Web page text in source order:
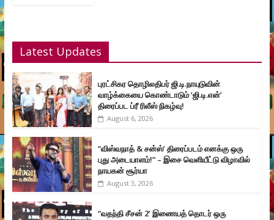
Latest Updates
புரட்சிகர தொழிலதிபர் ஜி.டி.நாயுடுவின்
வாழ்க்கையை கொண்டாடும் ‘ஜி.டி.என்’
திரைப்பட ப்ரீ ரிலீஸ் நிகழ்வு!
August 6, 2026
“விஸ்வநாத் & சன்ஸ்’ திரைப்படம் எனக்கு ஒரு
புது அடையாளம்!” – இசை வெளியீட்டு விழாவில்
நாயகன் சூர்யா
August 3, 2026
“வதந்தி சீசன் 2’ இணையத் தொடர் ஒரு